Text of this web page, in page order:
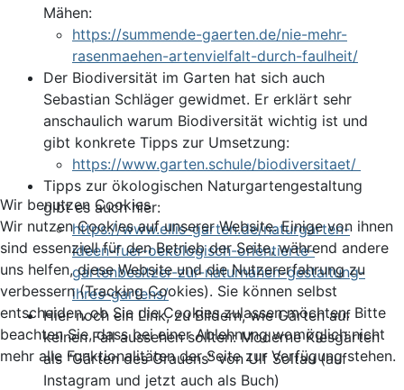
Mähen:
https://summende-gaerten.de/nie-mehr-
rasenmaehen-artenvielfalt-durch-faulheit/
Der Biodiversität im Garten hat sich auch
Sebastian Schläger gewidmet. Er erklärt sehr
anschaulich warum Biodiversität wichtig ist und
gibt konkrete Tipps zur Umsetzung:
https://www.garten.schule/biodiversitaet/
Tipps zur ökologischen Naturgartengestaltung
gibt es auch hier:
https://www.ellis-garten.de/naturgarten-
ideen-fuer-oekologisch-orientierte-
gartenbesitzer-zur-naturnahen-gestaltung-
ihres-gartens/
Hier noch ein Link, zu Bildern, wie Gärten auf
keinen Fall aussehen sollten: Moderne Kiesgärten
als "Gärten des Grauens" von Ulf Soltau (auf
Instagram und jetzt auch als Buch)
Wir benutzen Cookies
Wir nutzen Cookies auf unserer Website. Einige von ihnen
sind essenziell für den Betrieb der Seite, während andere
uns helfen, diese Website und die Nutzererfahrung zu
verbessern (Tracking Cookies). Sie können selbst
entscheiden, ob Sie die Cookies zulassen möchten. Bitte
beachten Sie, dass bei einer Ablehnung womöglich nicht
mehr alle Funktionalitäten der Seite zur Verfügung stehen.